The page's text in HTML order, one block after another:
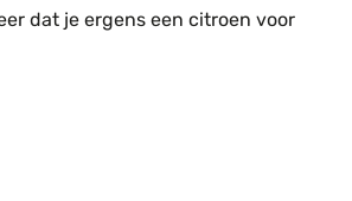
dat je ergens een citroen voor